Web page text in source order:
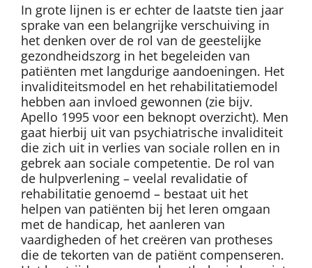
In grote lijnen is er echter de laatste tien jaar
sprake van een belangrijke verschuiving in
het denken over de rol van de geestelijke
gezondheidszorg in het begeleiden van
patiënten met langdurige aandoeningen. Het
invaliditeitsmodel en het rehabilitatiemodel
hebben aan invloed gewonnen (zie bijv.
Apello 1995 voor een beknopt overzicht). Men
gaat hierbij uit van psychiatrische invaliditeit
die zich uit in verlies van sociale rollen en in
gebrek aan sociale competentie. De rol van
de hulpverlening – veelal revalidatie of
rehabilitatie genoemd – bestaat uit het
helpen van patiënten bij het leren omgaan
met de handicap, het aanleren van
vaardigheden of het creëren van protheses
die de tekorten van de patiënt compenseren.